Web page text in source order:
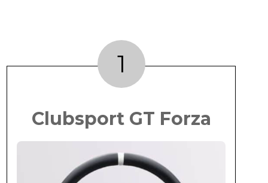
1
Clubsport GT Forza